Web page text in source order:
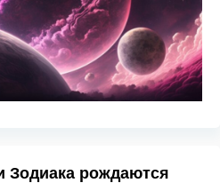
Зодиака рождаются